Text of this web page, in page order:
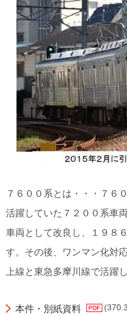
７６００系とは・・・７６
活躍していた７２００系車
車両として改良し、１９８
す。その後、ワンマン化対
上線と東急多摩川線で活躍
本件・別紙資料